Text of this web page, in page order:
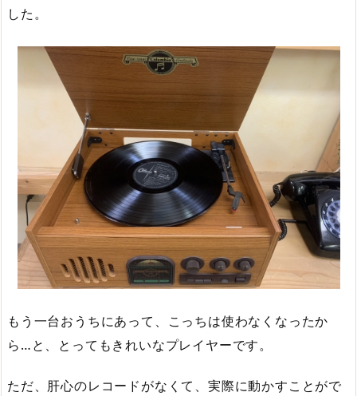
した。
もう一台おうちにあって、こっちは使わなくなったか
ら…と、とってもきれいなプレイヤーです。
ただ、肝心のレコードがなくて、実際に動かすことがで